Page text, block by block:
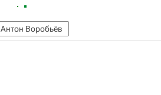
Антон Воробьёв